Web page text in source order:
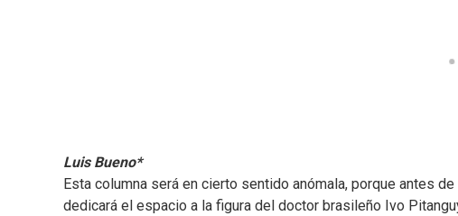
Luis Bueno*
Esta columna será en cierto sentido anómala, porque antes de
dedicará el espacio a la figura del doctor brasileño Ivo